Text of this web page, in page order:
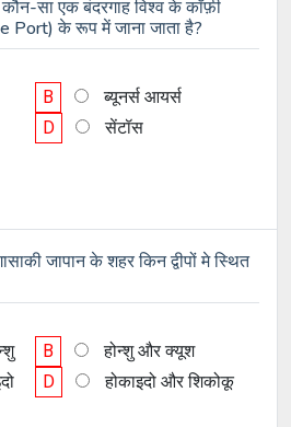
सा एक बंदरगाह विश्व के कॉफ़ी
Port) के रूप में जाना जाता है?
B
ब्यूनर्स आयर्स
D सेंटॉस
जापान के शहर किन द्वीपों मे स्थित
B
होन्शु और क्यूश
D होकाइदो और शिकोकू